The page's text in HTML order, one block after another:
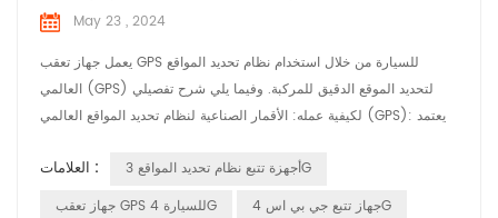
May 23 , 2024
يعمل جهاز تعقب GPS للسيارة من خلال استخدام نظام تحديد المواقع
العالمي (GPS) لتحديد الموقع الدقيق للمركبة. وفيما يلي شرح تفصيلي
لكيفية عمله: الأقمار الصناعية لنظام تحديد المواقع العالمي (GPS): يعتمد
الأقمار الصناعية بإرسال إشارات بشكل مستمر تتضمن موقعها والوقت
المحدد لإرسال الإشارة. استقبال الإشارات: يستقبل جهاز تعقب GPS المثبت
العلامات :
أجهزة تتبع نظام تحديد المواقع 3G
جهاز تعقب GPS للسيارة 4G
جهاز تتبع جي بي اس 4G